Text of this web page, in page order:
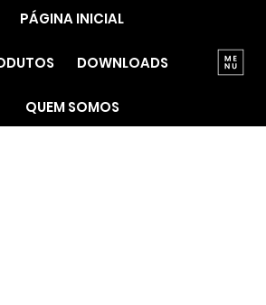
PÁGINA INICIAL
DOWNLOADS
QUEM SOMOS